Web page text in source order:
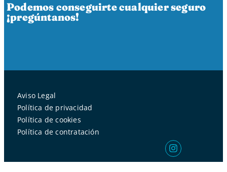
Podemos conseguirte cualquier seguro
¡pregúntanos!
Aviso Legal
Política de privacidad
Política de cookies
Política de contratación